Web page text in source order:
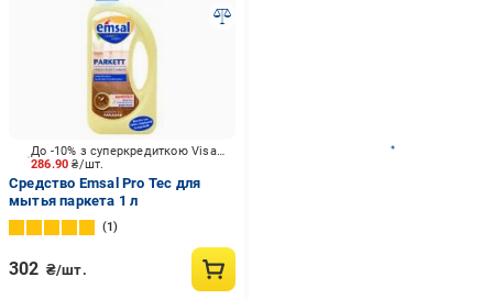
286.90₴/шт.
До -10% з суперкредиткою Visa Вигода
Средство Emsal Pro Tec для
мытья паркета 1 л
1
302 ₴/шт.